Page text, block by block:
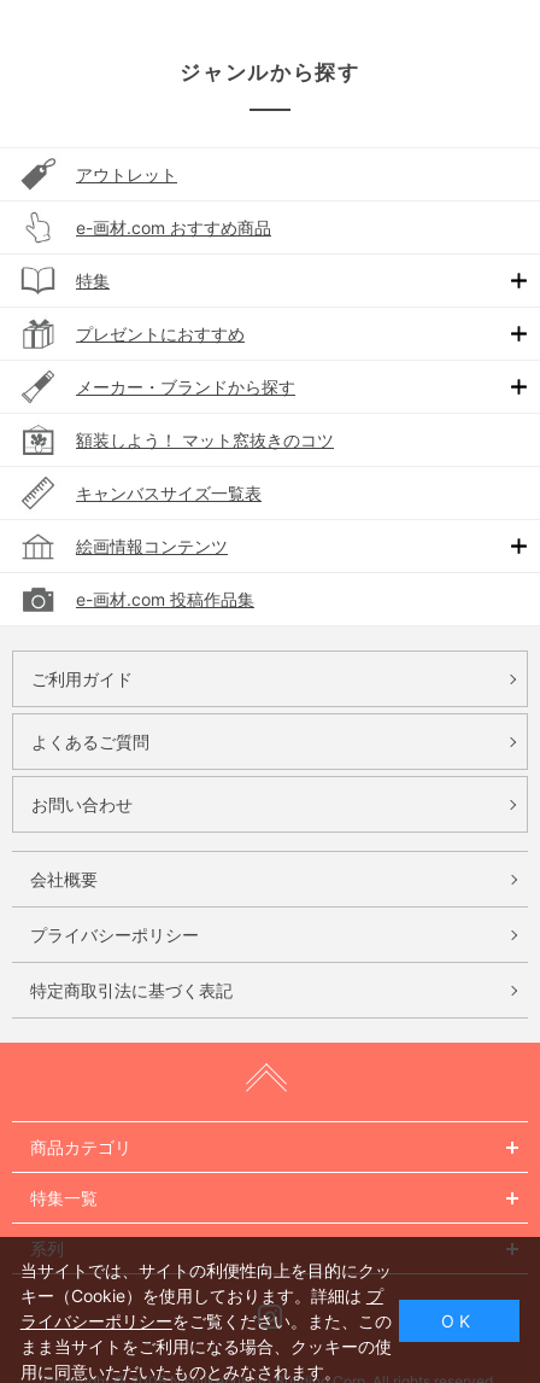
ジャンルから探す
アウトレット
e-画材.com おすすめ商品
特集
プレゼントにおすすめ
メーカー・ブランドから探す
額装しよう！ マット窓抜きのコツ
キャンバスサイズ一覧表
絵画情報コンテンツ
e-画材.com 投稿作品集
ご利用ガイド
よくあるご質問
お問い合わせ
会社概要
プライバシーポリシー
特定商取引法に基づく表記
商品カテゴリ
特集一覧
系列
Instagram
当サイトでは、サイトの利便性向上を目的にクッ
キー（Cookie）を使用しております。詳細は プ
ライバシーポリシーをご覧ください。また、この
まま当サイトをご利用になる場合、クッキーの使
用に同意いただいたものとみなされます。
O K